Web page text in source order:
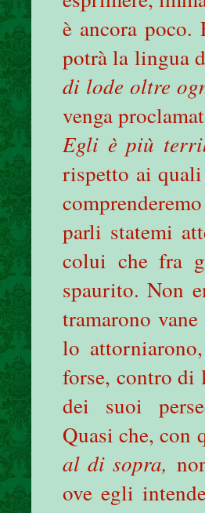
è ancora
potrà la lingua
di lode oltre
venga
Egli è più
rispetto ai
parli statemi
colui che fra
spaurito. Non
tramarono
lo
forse, contro di
dei suoi
Quasi che,
al di sopra,
ove egli